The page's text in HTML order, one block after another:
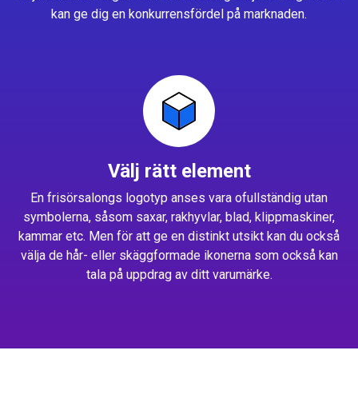
kan ge dig en konkurrensfördel på marknaden.
Välj rätt element
En frisörsalongs logotyp anses vara ofullständig utan
symbolerna, såsom saxar, rakhyvlar, blad, klippmaskiner,
kammar etc. Men för att ge en distinkt utsikt kan du också
välja de hår- eller skäggformade ikonerna som också kan
tala på uppdrag av ditt varumärke.